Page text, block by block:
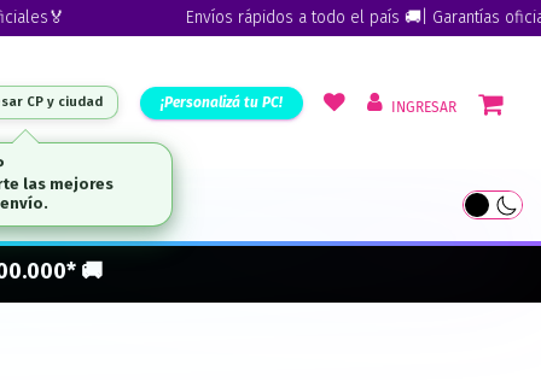
Envíos rápidos a todo el país 🚚| Garantías
CP y ciudad ¡Personalizá tu PC! INGRESAR
🚚
las mejores